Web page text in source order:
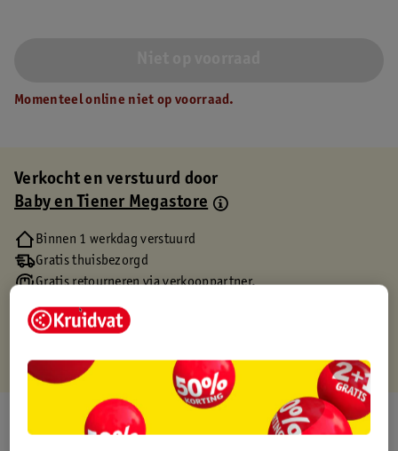
Momenteel online niet op voorraad.
Verkocht en verstuurd door
Baby en Tiener Megastore
Binnen 1 werkdag verstuurd
Gratis thuisbezorgd
Gratis retourneren via verkooppartner.
Gratis punten met je Kruidvat kaart
Over dit product